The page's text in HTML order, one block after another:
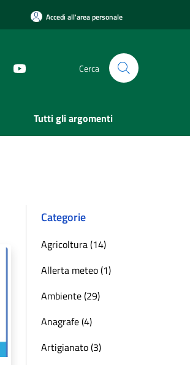
Accedi all'area personale
Cerca
Tutti gli argomenti
Categorie
Agricoltura (14)
Allerta meteo (1)
Ambiente (29)
Anagrafe (4)
Artigianato (3)